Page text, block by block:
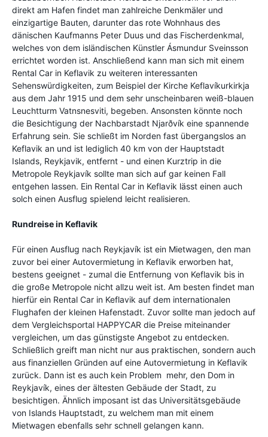
direkt am Hafen findet man zahlreiche Denkmäler und
einzigartige Bauten, darunter das rote Wohnhaus des
dänischen Kaufmanns Peter Duus und das Fischerdenkmal,
welches von dem isländischen Künstler Ásmundur Sveinsson
errichtet worden ist. Anschließend kann man sich mit einem
Rental Car in Keflavik zu weiteren interessanten
Sehenswürdigkeiten, zum Beispiel der Kirche Keflavíkurkirkja
aus dem Jahr 1915 und dem sehr unscheinbaren weiß-blauen
Leuchtturm Vatnsnesviti, begeben. Ansonsten könnte noch
die Besichtigung der Nachbarstadt Njarðvík eine spannende
Erfahrung sein. Sie schließt im Norden fast übergangslos an
Keflavik an und ist lediglich 40 km von der Hauptstadt
Islands, Reykjavik, entfernt - und einen Kurztrip in die
Metropole Reykjavík sollte man sich auf gar keinen Fall
entgehen lassen. Ein Rental Car in Keflavik lässt einen auch
solch einen Ausflug spielend leicht realisieren.
Rundreise in Keflavik
Für einen Ausflug nach Reykjavík ist ein Mietwagen, den man
zuvor bei einer Autovermietung in Keflavik erworben hat,
bestens geeignet - zumal die Entfernung von Keflavik bis in
die große Metropole nicht allzu weit ist. Am besten findet man
hierfür ein Rental Car in Keflavik auf dem internationalen
Flughafen der kleinen Hafenstadt. Zuvor sollte man jedoch auf
dem Vergleichsportal HAPPYCAR die Preise miteinander
vergleichen, um das günstigste Angebot zu entdecken.
Schließlich greift man nicht nur aus praktischen, sondern auch
aus finanziellen Gründen auf eine Autovermietung in Keflavik
zurück. Dann ist es auch kein Problem mehr, den Dom in
Reykjavík, eines der ältesten Gebäude der Stadt, zu
besichtigen. Ähnlich imposant ist das Universitätsgebäude
von Islands Hauptstadt, zu welchem man mit einem
Mietwagen ebenfalls sehr schnell gelangen kann.